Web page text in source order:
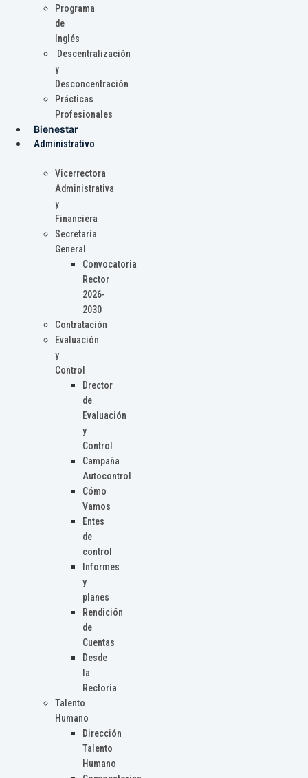
Programa
de
Inglés
Descentralización
y
Desconcentración
Prácticas
Profesionales
Bienestar
Administrativo
Vicerrectora
Administrativa
y
Financiera
Secretaría
General
Convocatoria
Rector
2026-
2030
Contratación
Evaluación
y
Control
Drector
de
Evaluación
y
Control
Campaña
Autocontrol
Cómo
Vamos
Entes
de
control
Informes
y
planes
Rendición
de
Cuentas
Desde
la
Rectoría
Talento
Humano
Dirección
Talento
Humano